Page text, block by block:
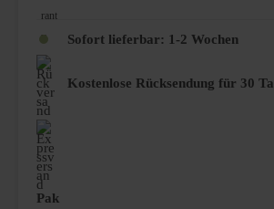
Sofort lieferbar: 1-2 Wochen
Kostenlose Rücksendung für 30
Pak